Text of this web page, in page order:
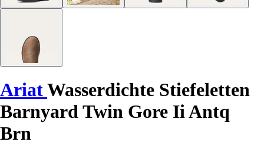
AriatWasserdichte Stiefeletten
Barnyard Twin Gore Ii Antq
Brn